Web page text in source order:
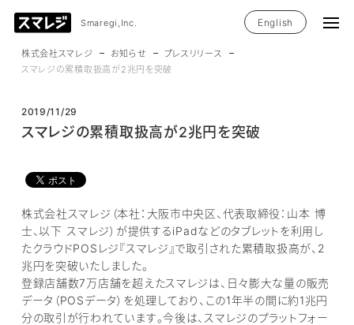
Smaregi,Inc. English
株式会社スマレジ お知らせ
プレスリリース
スマレジの累積取扱高が2兆円を突破
2019/11/29
スマレジの累積取扱高が2兆円を突破
株式会社スマレジ（本社：大阪市中央区、代表取締役：山本 博
士、以下 スマレジ）が提供するiPadなどのタブレットを利用し
たクラウドPOSレジ『スマレジ』で取引された累積取扱高が、2
兆円を突破いたしました。
登録店舗数7万店舗を超えたスマレジは、日々膨大な量の販売
データ（POSデータ）を処理しており、この1年半の間に約1兆円
分の取引が行われています。今後は、スマレジのプラットフォー